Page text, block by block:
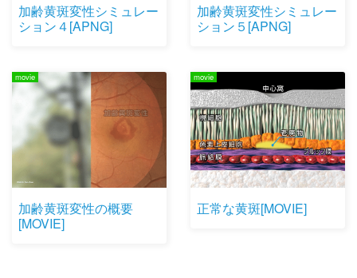
加齢黄斑変性シミュレー
ション４[APNG]
加齢黄斑変性シミュレー
ション５[APNG]
movie
加齢黄斑変性の概要
[MOVIE]
movie
正常な黄斑[MOVIE]